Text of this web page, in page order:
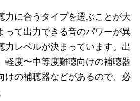
力に合うタイプを選ぶことが大
って出力できる音のパワーが異
力レベルが決まっています。出
軽度〜中等度難聴向けの補聴器
けの補聴器などがあるので、必